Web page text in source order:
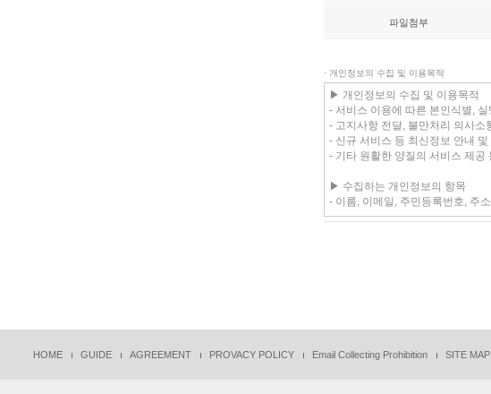
파일첨부
· 개인정보의 수집 및 이용목적
HOME GUIDE AGREEMENT PROVACY POLICY Email Collecting Prohibition SITE MAP